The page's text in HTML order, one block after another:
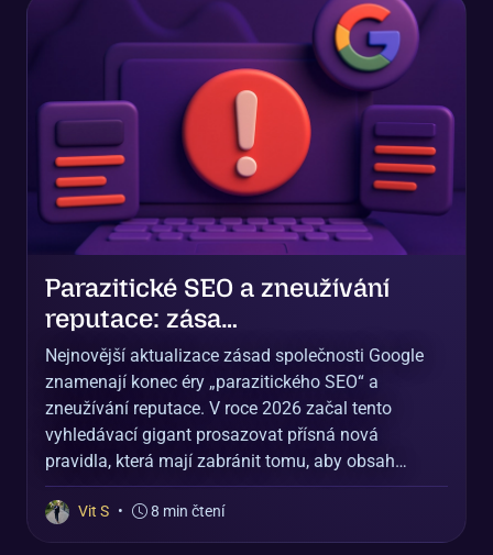
Parazitické SEO a zneužívání
reputace: zása…
Nejnovější aktualizace zásad společnosti Google
znamenají konec éry „parazitického SEO“ a
zneužívání reputace. V roce 2026 začal tento
vyhledávací gigant prosazovat přísná nová
pravidla, která mají zabránit tomu, aby obsah…
Vit S • 8 min čtení